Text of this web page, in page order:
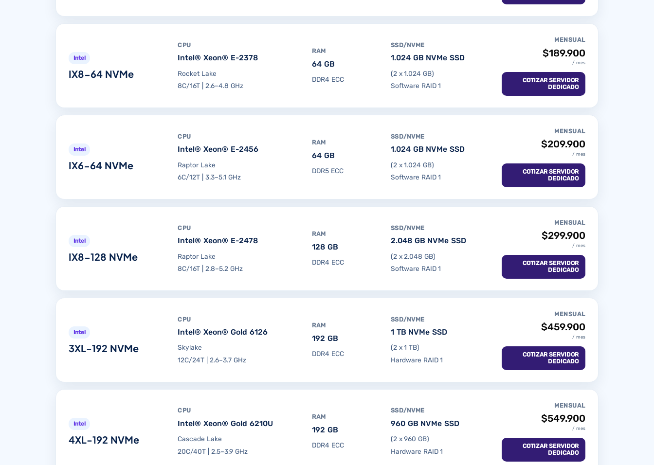
Intel
IX8-64 NVMe
CPU
Intel® Xeon® E-2378
Rocket Lake
8C/16T | 2.6–4.8 GHz
RAM
64 GB
DDR4 ECC
SSD/NVME
1.024 GB NVMe SSD
(2 x 1.024 GB)
Software RAID 1
MENSUAL
$189.900
/ mes
COTIZAR SERVIDOR
DEDICADO
Intel
IX6-64 NVMe
CPU
Intel® Xeon® E-2456
Raptor Lake
6C/12T | 3.3–5.1 GHz
RAM
64 GB
DDR5 ECC
SSD/NVME
1.024 GB NVMe SSD
(2 x 1.024 GB)
Software RAID 1
MENSUAL
$209.900
/ mes
COTIZAR SERVIDOR
DEDICADO
Intel
IX8-128 NVMe
CPU
Intel® Xeon® E-2478
Raptor Lake
8C/16T | 2.8–5.2 GHz
RAM
128 GB
DDR4 ECC
SSD/NVME
2.048 GB NVMe SSD
(2 x 2.048 GB)
Software RAID 1
MENSUAL
$299.900
/ mes
COTIZAR SERVIDOR
DEDICADO
Intel
3XL-192 NVMe
CPU
Intel® Xeon® Gold 6126
Skylake
12C/24T | 2.6–3.7 GHz
RAM
192 GB
DDR4 ECC
SSD/NVME
1 TB NVMe SSD
(2 x 1 TB)
Hardware RAID 1
MENSUAL
$459.900
/ mes
COTIZAR SERVIDOR
DEDICADO
Intel
4XL-192 NVMe
CPU
Intel® Xeon® Gold 6210U
Cascade Lake
20C/40T | 2.5–3.9 GHz
RAM
192 GB
DDR4 ECC
SSD/NVME
960 GB NVMe SSD
(2 x 960 GB)
Hardware RAID 1
MENSUAL
$549.900
/ mes
COTIZAR SERVIDOR
DEDICADO